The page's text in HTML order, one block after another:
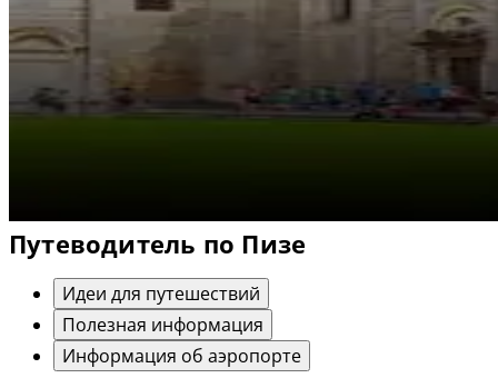
Путеводитель по Пизе
Идеи для путешествий
Полезная информация
Информация об аэропорте